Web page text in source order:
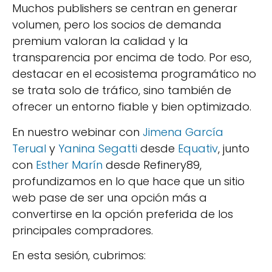
Muchos publishers se centran en generar
volumen, pero los socios de demanda
premium valoran la calidad y la
transparencia por encima de todo. Por eso,
destacar en el ecosistema programático no
se trata solo de tráfico, sino también de
ofrecer un entorno fiable y bien optimizado.
En nuestro webinar con Jimena García
Terual y Yanina Segatti desde Equativ, junto
con Esther Marín desde Refinery89,
profundizamos en lo que hace que un sitio
web pase de ser una opción más a
convertirse en la opción preferida de los
principales compradores.
En esta sesión, cubrimos: